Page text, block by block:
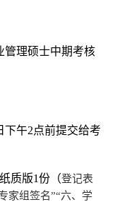
管理硕士中期考核
下午2点前提交给考
质版1份（登记表
家组签名”“六、学